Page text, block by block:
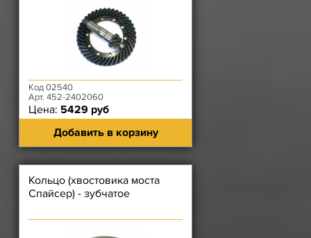
Код 02540
Арт. 452-2402060
Цена: 5429 руб
Добавить в корзину
Кольцо (хвостовика моста
Спайсер) - зубчатое